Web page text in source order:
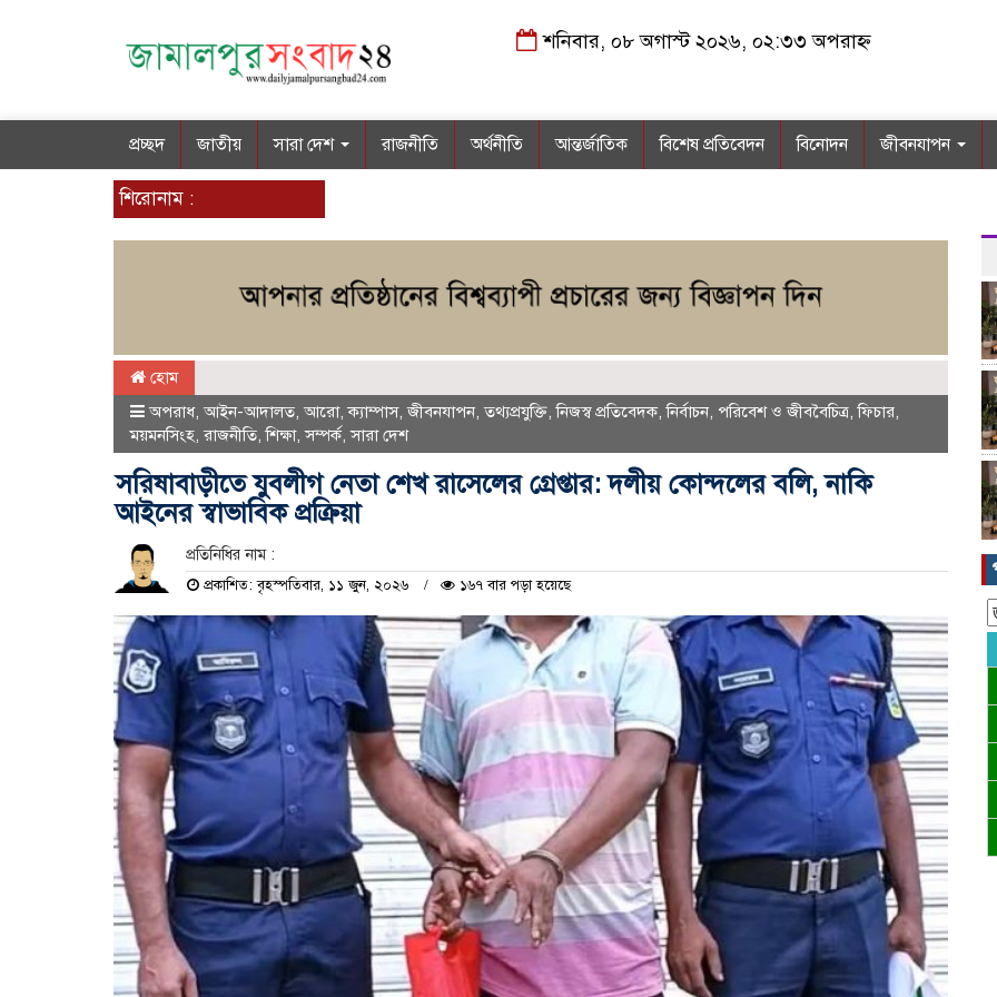
শনিবার, ০৮ অগাস্ট ২০২৬, ০২:৩৩ অপরাহ্ন
প্রচ্ছদ জাতীয় সারা দেশ রাজনীতি অর্থনীতি আন্তর্জাতিক বিশেষ প্রতিবেদন বিনোদন জীবনযাপন
শিরোনাম :
হোম
অপরাধ, আইন-আদালত, আরো,ক্যাম্পাস,জীবনযাপন,তথ্যপ্রযুক্তি,নিজস্ব প্রতিবেদক,নির্বাচন, পরিবেশ ও জীববৈচিত্র,ফিচার,
ময়মনসিংহ, রাজনীতি,শিক্ষা,সম্পর্ক,সারা দেশ
সরিষাবাড়ীতে যুবলীগ নেতা শেখ রাসেলের গ্রেপ্তার: দলীয় কোন্দলের বলি, নাকি
আইনের স্বাভাবিক প্রক্রিয়া
প্রতিনিধির নাম :
প্রকাশিত: বৃহস্পতিবার, ১১ জুন, ২০২৬ ১৬৭ বার পড়া হয়েছে